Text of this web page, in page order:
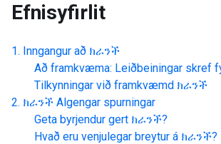
Efnisyfirlit
Inngangur að ክራንች
Að framkvæma: Leiðbeiningar skref
Tilkynningar við framkvæmd ክራንች
ክራንች Algengar spurningar
Geta byrjendur gert ክራንች?
Hvað eru venjulegar breytur á ክራንች?